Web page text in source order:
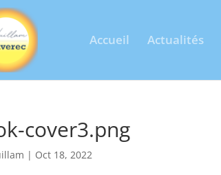
Accueil Actualités
cover3.png
| Oct 18, 2022